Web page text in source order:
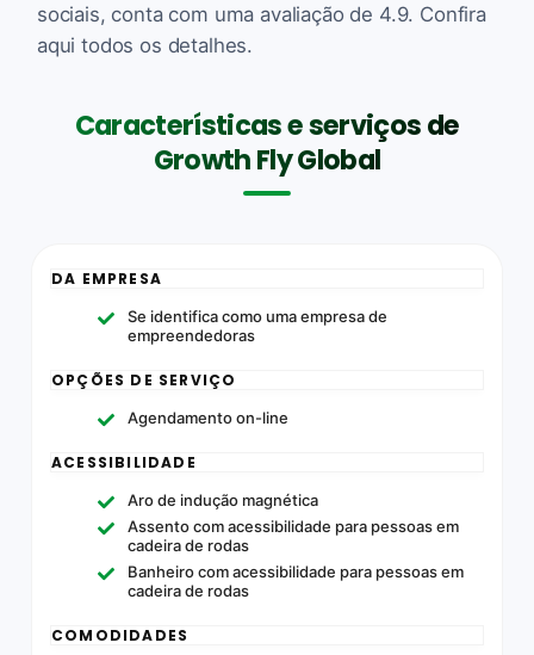
sociais, conta com uma avaliação de 4.9. Confira
aqui todos os detalhes.
Características e serviços de
Growth Fly Global
DA EMPRESA
Se identifica como uma empresa de
empreendedoras
OPÇÕES DE SERVIÇO
Agendamento on-line
ACESSIBILIDADE
Aro de indução magnética
Assento com acessibilidade para pessoas em
cadeira de rodas
Banheiro com acessibilidade para pessoas em
cadeira de rodas
COMODIDADES